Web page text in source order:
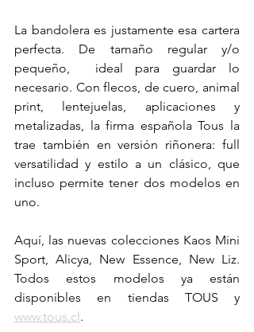
La bandolera es justamente esa cartera
perfecta. De tamaño regular y/o
pequeño,  ideal para guardar lo
necesario. Con flecos, de cuero, animal
print, lentejuelas, aplicaciones y
metalizadas, la firma española Tous la
trae también en versión riñonera: full
versatilidad y estilo a un clásico, que
incluso permite tener dos modelos en
uno.
Aquí, las nuevas colecciones Kaos Mini
Sport, Alicya, New Essence, New Liz.
Todos estos modelos ya están
www.tous.cl.